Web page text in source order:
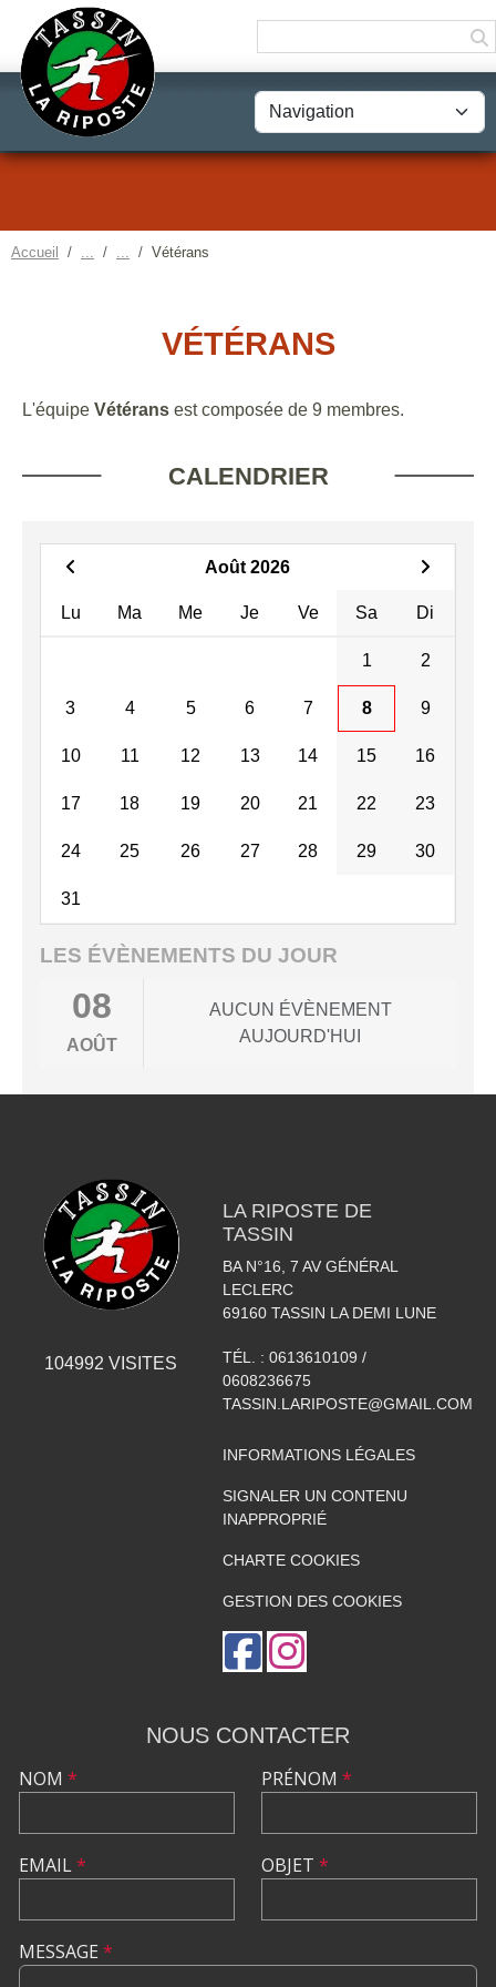
Accueil Vétérans
VÉTÉRANS
L'équipe Vétérans est composée de 9 membres.
CALENDRIER
Août 2026
Lu Ma Me Je Ve Sa Di
1 2
3 4 5 6 7 8 9
10 11 12 13 14 15 16
17 18 19 20 21 22 23
24 25 26 27 28 29 30
31
LES ÉVÈNEMENTS DU JOUR
08
AOÛT
AUCUN ÉVÈNEMENT
AUJOURD'HUI
104992 VISITES
LA RIPOSTE DE
TASSIN
BA N°16, 7 AV GÉNÉRAL
LECLERC
69160 TASSIN LA DEMI LUNE
TÉL. : 0613610109 /
0608236675
TASSIN.LARIPOSTE@GMAIL.COM
INFORMATIONS LÉGALES
SIGNALER UN CONTENU
INAPPROPRIÉ
CHARTE COOKIES
GESTION DES COOKIES
NOUS CONTACTER
NOM *
EMAIL*
PRÉNOM *
OBJET *
MESSAGE *
Panneau de gestion des cookies